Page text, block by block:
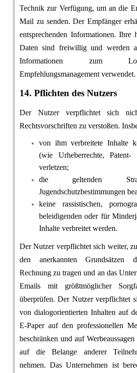
Technik zur Verfügung, um an die
Mail zu senden. Der Empfänger
entsprechenden Informationen. Ihre
Daten sind freiwillig und werden
Informationen zum
Empfehlungsmanagement verwendet.
14. Pflichten des Nutzers
Der Nutzer verpflichtet sich
Rechtsvorschriften zu verstoßen.
von ihm verbreitete Inhalte
(wie Urheberrechte, Patent-
verletzen;
die geltenden
Jugendschutzbestimmungen
keine rassistischen,
beleidigenden oder für
Inhalte verbreitet werden.
Der Nutzer verpflichtet sich weiter,
den anerkannten Grundsätzen
Rechnung zu tragen und an das
Emails mit größtmöglicher
überprüfen. Der Nutzer verpflichtet
von dialogorientierten Inhalten auf
E-Paper auf den professionellen
beschränken und auf
auf die Belange anderer
nehmen. Das Unternehmen ist